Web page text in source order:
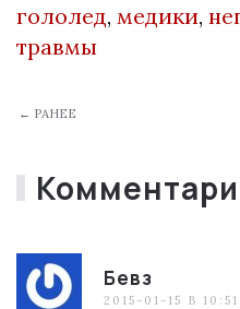
гололед, медики,
травмы
← РАНЕЕ
Бевз
2015-01-15 В